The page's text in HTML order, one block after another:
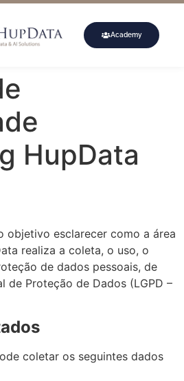
Academy
HupData
objetivo esclarecer como a área
realiza a coleta, o uso, o
de dados pessoais, de
de Proteção de Dados (LGPD –
coletar os seguintes dados